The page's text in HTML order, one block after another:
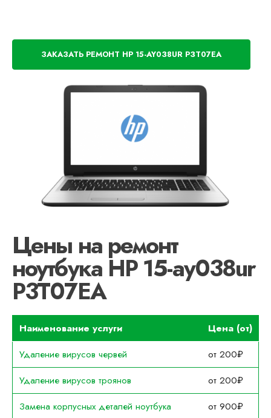
ЗАКАЗАТЬ РЕМОНТ HP 15-AY038UR P3T07EA
Цены на ремонт
ноутбука HP 15-ay038ur
P3T07EA
Наименование услуги
Цена (от)
Удаление вирусов червей
от 200₽
Удаление вирусов троянов
от 200₽
Замена корпусных деталей ноутбука
от 900₽